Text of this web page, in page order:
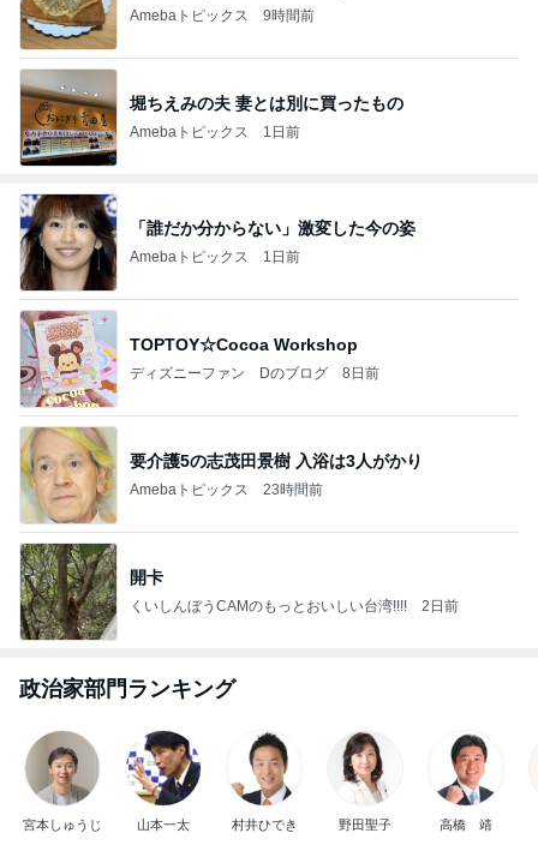
Amebaトピックス 9時間前
堀ちえみの夫 妻とは別に買ったもの
Amebaトピックス 1日前
「誰だか分からない」激変した今の姿
Amebaトピックス 1日前
TOPTOY☆Cocoa Workshop
ディズニーファン Dのブログ 8日前
要介護5の志茂田景樹 入浴は3人がかり
Amebaトピックス 23時間前
開卡
くいしんぼうCAMのもっとおいしい台湾!!!! 2日前
政治家部門ランキング
宮本しゅうじ 山本一太 村井ひでき 野田聖子 高橋 靖